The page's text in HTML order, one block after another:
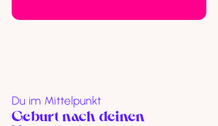
Du im Mittelpunkt
Geburt nach deinen